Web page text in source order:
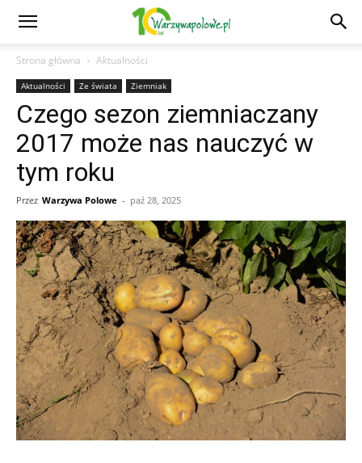
Strona główna Aktualności
Aktualności Ze świata Ziemniak
Czego sezon ziemniaczany
2017 może nas nauczyć w
tym roku
Przez Warzywa Polowe - paź 28, 2025